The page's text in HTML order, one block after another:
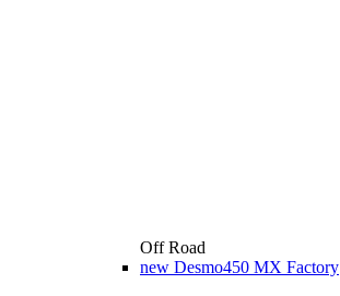
Off Road
new Desmo450 MX Factory